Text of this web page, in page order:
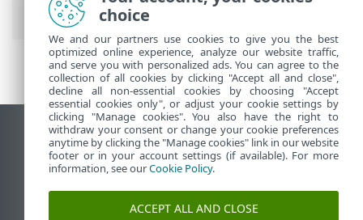
сценарийлер
Жұмыс үстеліндегі сайтты қарау
End of Life
ESET білім қоры
ESET форумы
choice
We and our partners use cookies to give you the best
optimized online experience, analyze our website traffic,
and serve you with personalized ads. You can agree to the
collection of all cookies by clicking "Accept all and close",
decline all non-essential cookies by choosing "Accept
essential cookies only", or adjust your cookie settings by
clicking "Manage cookies". You also have the right to
withdraw your consent or change your cookie preferences
anytime by clicking the "Manage cookies" link in our website
footer or in your account settings (if available). For more
information, see ourCookie Policy.
ACCEPT ALL AND CLOSE